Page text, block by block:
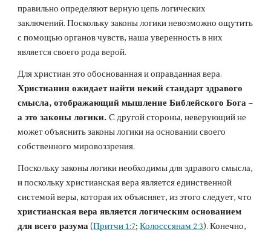
правильно определяют верную цепь логических
заключений. Поскольку законы логики невозможно ощутить
с помощью органов чувств, наша уверенность в них
является своего рода верой.
Христианин ожидает найти некий стандарт здравого
смысла, отображающий мышление Библейского Бога –
а это законы логики. С другой стороны, неверующий не
может объяснить законы логики на основании своего
собственного мировоззрения.
Поскольку законы логики необходимы для здравого смысла,
и поскольку христианская вера является единственной
христианская вера является логическим основанием
для всего разума (Притчи 1:7; Колосссянам 2:3). Конечно,